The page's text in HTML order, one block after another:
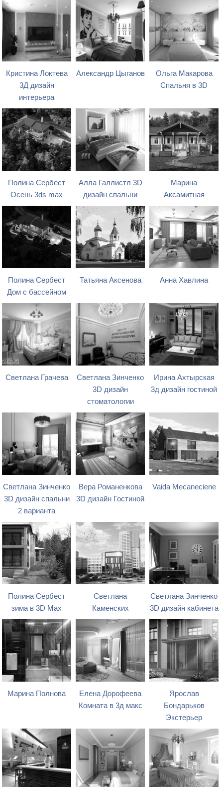
Кристина Локтева
3Д дизайн
интерьера
Александр Цыганов
Ольга Макарова
Спальня в 3D
Полина Сербест
Осень 3ds max
Алла Галлистл 3D
дизайн спальни
Марина
Аксамитная
Полина Сербест
Дом с бассейном
Татьяна Аксенова Анна Хавлина
Светлана Грачева
Светлана Зинченко
3D дизайн
стоматологии
Ирина Ахтырская
3д дизайн гостиной
Светлана Зинченко
3D дизайн спальни
2 варианта
Вера Романенкова
3D дизайн Гостиной
Vaida Mecaneciene
Полина Сербест
зима в 3D Max
Светлана
Каменских
Светлана Зинченко
3D дизайн кабинета
Марина Полнова
Елена Дорофеева
Комната в 3д макс
Ярослав
Бондарьков
Экстерьер